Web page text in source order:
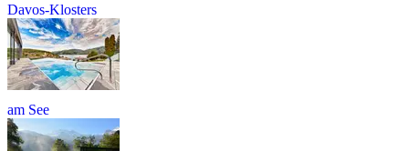
Davos-Klosters
am See